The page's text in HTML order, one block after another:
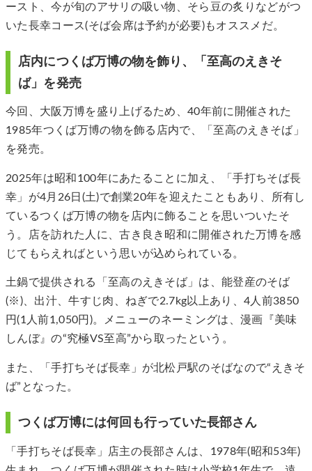
ースト、今が旬のアサリの吸い物、そら豆の炙りなどがつ
いた長幸コース(そば会席は予約が必要)もオススメだ。
店内につくば万博の物を飾り、「至高のえきそ
ば」を発売
今回、大阪万博を盛り上げるため、40年前に開催された
1985年つくば万博の物を飾る店内で、「至高のえきそば」
を発売。
2025年は昭和100年にあたることに加え、「手打ちそば長
幸」が4月26日(土)で創業20年を迎えたこともあり、所有し
ているつくば万博の物を店内に飾ることを思いついたそ
う。店を訪れた人に、古き良き昭和に開催された万博を感
じてもらえればという思いが込められている。
土鍋で提供される「至高のえきそば」は、能登産のそば
(※)、出汁、牛すじ肉、ねぎで2.7kg以上あり、4人前3850
円(1人前1,050円)。メニューのネーミングは、漫画『美味
しんぼ』の“究極VS至高”から取ったという。
また、「手打ちそば長幸」が北松戸駅のそばなので“えきそ
ば”となった。
つくば万博には何回も行っていた長部さん
「手打ちそば長幸」店主の長部さんは、1978年(昭和53年)